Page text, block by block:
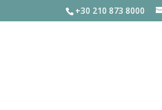
+30 210 873 8000